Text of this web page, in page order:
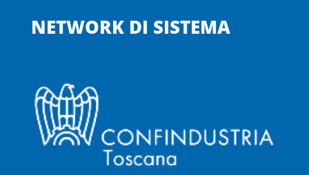
NETWORK DI SISTEMA